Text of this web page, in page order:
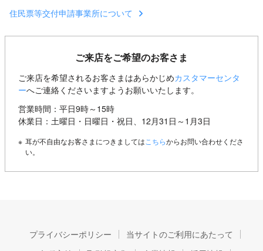
住民票等交付申請事業所について
ご来店をご希望のお客さま
ご来店を希望されるお客さまはあらかじめカスタマーセンタ
ーへご連絡くださいますようお願いいたします。
営業時間：平日9時～15時
休業日：土曜日・日曜日・祝日、12月31日～1月3日
※ 耳が不自由なお客さまにつきましては こちらからお問い合わせくださ
い。
プライバシーポリシー
当サイトのご利用にあたって